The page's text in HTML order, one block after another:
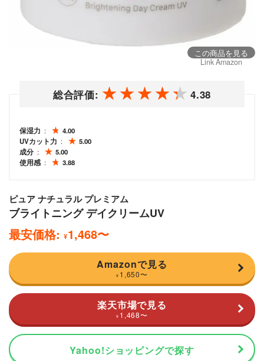
この商品を見る
Link Amazon
総合評価: 4.38
保湿力
4.00
UVカット力
5.00
成分
5.00
使用感
3.88
ピュア ナチュラル プレミアム
ブライトニング デイクリームUV
最安価格: ¥1,468〜
Amazonで見る
¥ 1,650〜
楽天市場で見る
¥ 1,468〜
Yahoo!ショッピングで探す